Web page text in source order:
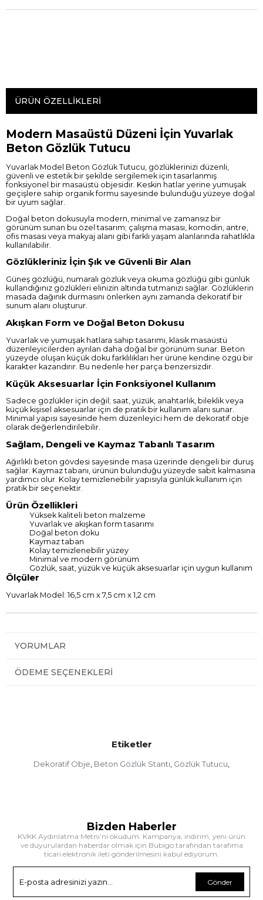
ÜRÜN ÖZELLIKLERI
Modern Masaüstü Düzeni İçin Yuvarlak
Beton Gözlük Tutucu
Yuvarlak Model Beton Gözlük Tutucu, gözlüklerinizi düzenli,
güvenli ve estetik bir şekilde sergilemek için tasarlanmış
fonksiyonel bir masaüstü objesidir. Keskin hatlar yerine yumuşak
geçişlere sahip organik formu sayesinde bulunduğu yüzeye doğal
bir uyum sağlar.
Doğal beton dokusuyla modern, minimal ve zamansız bir
görünüm sunan bu özel tasarım; çalışma masası, komodin, antre,
ofis masası veya makyaj alanı gibi farklı yaşam alanlarında rahatlıkla
kullanılabilir.
Gözlükleriniz İçin Şık ve Güvenli Bir Alan
Güneş gözlüğü, numaralı gözlük veya okuma gözlüğü gibi günlük
kullandığınız gözlükleri elinizin altında tutmanızı sağlar. Gözlüklerin
masada dağınık durmasını önlerken aynı zamanda dekoratif bir
sunum alanı oluşturur.
Akışkan Form ve Doğal Beton Dokusu
Yuvarlak ve yumuşak hatlara sahip tasarımı, klasik masaüstü
düzenleyicilerden ayrılan daha doğal bir görünüm sunar. Beton
yüzeyde oluşan küçük doku farklılıkları her ürüne kendine özgü bir
karakter kazandırır. Bu nedenle her parça benzersizdir.
Küçük Aksesuarlar İçin Fonksiyonel Kullanım
Sadece gözlükler için değil; saat, yüzük, anahtarlık, bileklik veya
küçük kişisel aksesuarlar için de pratik bir kullanım alanı sunar.
Minimal yapısı sayesinde hem düzenleyici hem de dekoratif obje
olarak değerlendirilebilir.
Sağlam, Dengeli ve Kaymaz Tabanlı Tasarım
Ağırlıklı beton gövdesi sayesinde masa üzerinde dengeli bir duruş
sağlar. Kaymaz tabanı, ürünün bulunduğu yüzeyde sabit kalmasına
yardımcı olur. Kolay temizlenebilir yapısıyla günlük kullanım için
pratik bir seçenektir.
Ürün Özellikleri
Yüksek kaliteli beton malzeme
Yuvarlak ve akışkan form tasarımı
Doğal beton doku
Kaymaz taban
Kolay temizlenebilir yüzey
Minimal ve modern görünüm
Gözlük, saat, yüzük ve küçük aksesuarlar için uygun kullanım
Ölçüler
Yuvarlak Model: 16,5 cm x 7,5 cm x 1,2 cm
YORUMLAR
ÖDEME SEÇENEKLERI
Etiketler
Dekoratif Obje, Beton Gözlük Stantı, Gözlük Tutucu,
Bizden Haberler
KVKK Aydınlatma Metni’ni okudum. Kampanya, indirim, yeni ürün
ve duyurulardan haberdar olmak için Bubigo tarafından tarafıma
ticari elektronik ileti gönderilmesini kabul ediyorum.
Gönder